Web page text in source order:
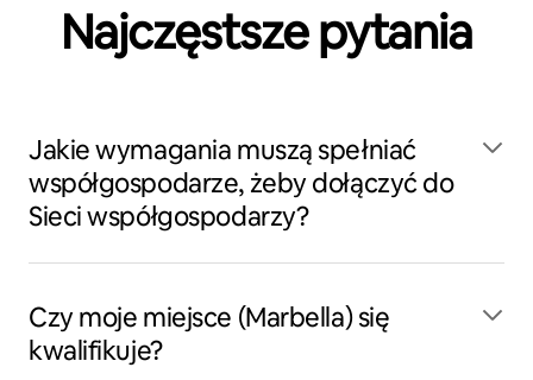
Najczęstsze pytania
Jakie wymagania muszą spełniać
współgospodarze, żeby dołączyć do
Sieci współgospodarzy?
Czy moje miejsce (Marbella) się
kwalifikuje?